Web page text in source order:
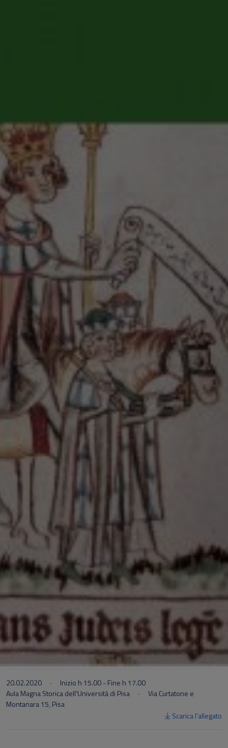
20.02.2020
Inizio h 15.00 - Fine h 17.00
Aula Magna Storica dell'Università di Pisa
Via Curtatone e
Montanara 15, Pisa
Scarica l'allegato